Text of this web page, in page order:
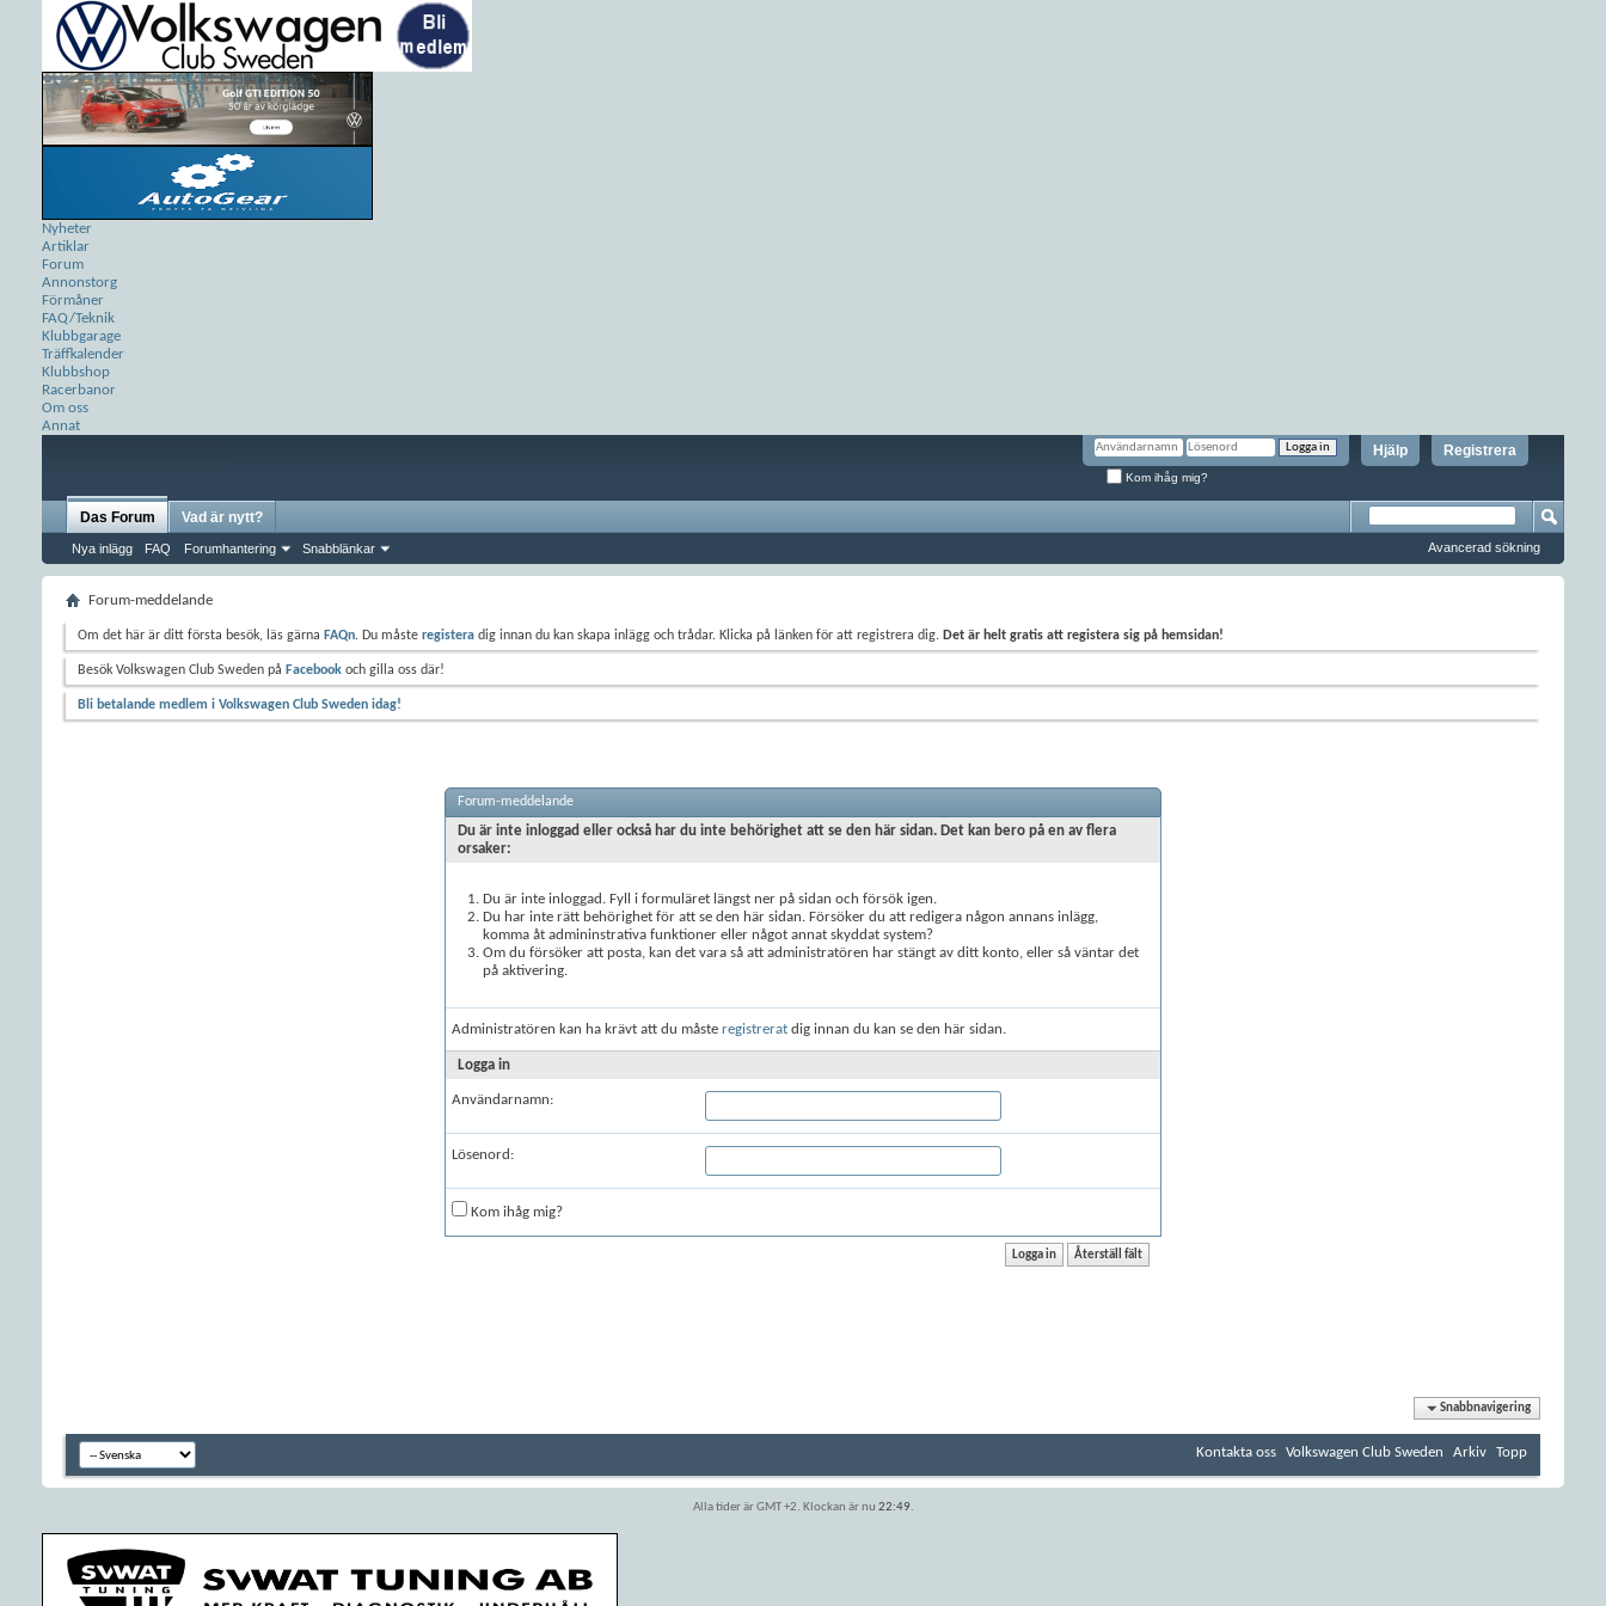
Nyheter
Artiklar
Forum
Annonstorg
Förmåner
FAQ/Teknik
Klubbgarage
Träffkalender
Klubbshop
Racerbanor
Om oss
Annat
Registrera
Hjälp
Kom ihåg mig?
Das Forum
Nya inlägg FAQ Forumhantering Snabblänkar
Vad är nytt?
Avancerad sökning
Forum-meddelande
Om det här är ditt första besök, läs gärna FAQn. Du måste registera dig innan du kan skapa inlägg och trådar. Klicka på länken för att registrera dig. Det är helt gratis att registera sig på hemsidan!
Besök Volkswagen Club Sweden på Facebook och gilla oss där!
Bli betalande medlem i Volkswagen Club Sweden idag!
Forum-meddelande
Du är inte inloggad eller också har du inte behörighet att se den här sidan. Det kan bero på en av flera
orsaker:
Du är inte inloggad. Fyll i formuläret längst ner på sidan och försök igen.
Du har inte rätt behörighet för att se den här sidan. Försöker du att redigera någon annans inlägg,
komma åt admininstrativa funktioner eller något annat skyddat system?
Om du försöker att posta, kan det vara så att administratören har stängt av ditt konto, eller så väntar det
på aktivering.
Administratören kan ha krävt att du måste registrerat dig innan du kan se den här sidan.
Logga in
Användarnamn:
Lösenord:
Kom ihåg mig?
Snabbnavigering
Kontakta oss Volkswagen Club Sweden Arkiv Topp
Alla tider är GMT +2. Klockan är nu 22:49.